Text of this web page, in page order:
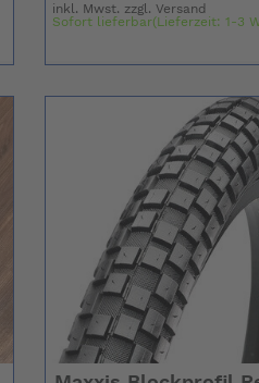
inkl. Mwst. zzgl.Versand
Sofort lieferbar(Lieferzeit: 1-3